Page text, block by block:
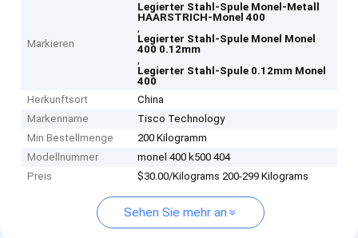
Markieren
Legierter Stahl-Spule Monel-Metall
HAARSTRICH-Monel 400
,
Legierter Stahl-Spule Monel Monel
400 0.12mm
,
Legierter Stahl-Spule 0.12mm Monel
400
Herkunftsort
China
Markenname
Tisco Technology
Min Bestellmenge
200 Kilogramm
Modellnummer
monel 400 k500 404
Preis
$30.00/Kilograms 200-299 Kilograms
Sehen Sie mehr an